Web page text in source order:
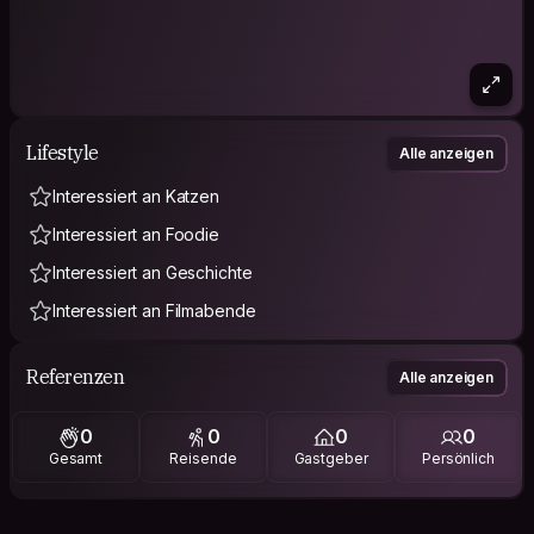
Lifestyle Alle anzeigen
Interessiert an Katzen
Interessiert an Foodie
Interessiert an Geschichte
Interessiert an Filmabende
Referenzen Alle anzeigen
0
Gesamt
0
Reisende
0
Gastgeber
0
Persönlich